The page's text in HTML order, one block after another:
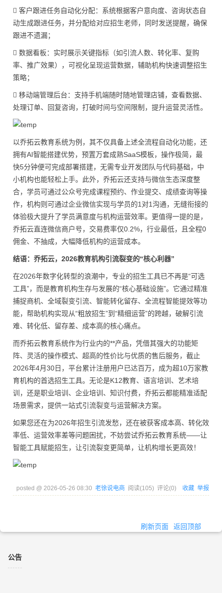
 客户跟进任务自动化分配：系统根据客户意向度、咨询状态自
动生成跟进任务，并分配给对应招生老师，同时发送提醒，确保
跟进不遗漏；
 数据看板：实时展示关键指标（如引流人数、转化率、复购
率、推广效果），可视化呈现运营数据，辅助机构快速调整招生
策略；
 移动端管理后台：支持手机端随时随地管理店铺，查看数据、
处理订单、回复咨询，打破时间与空间限制，提升运营灵活性。
以乔拓云教育系统为例，其不仅具备上述全流程自动化功能，还
拥有AI智能搭建优势，预置万套成熟SaaS模板，操作极简，最
快5分钟便可完成部署搭建，无需专业开发团队与代码基础，中
小机构也能轻松上手。此外，乔拓云还支持与微信生态深度整
合，学员可通过公众号完成课程预约、作业提交、成绩查询等操
作，机构则可通过企业微信实现与学员的1对1沟通，无缝衔接的
体验极大提升了学员满意度与机构运营效率。更值得一提的是，
乔拓云直连微信商户号，交易费率仅0.2%，行业最低，且全程0
佣金、不抽成，大幅降低机构的运营成本。
结语：乔拓云，2026教育机构引流裂变的“核心利器”
在2026年数字化转型的浪潮中，专业的招生工具已不再是“可选
工具”，而是教育机构生存与发展的“核心基础设施”。它通过精准
捕捉商机、全域裂变引流、智能转化留存、全流程智能提效等功
能，帮助机构实现从“粗放招生”到“精细运营”的跨越，破解引流
难、转化低、留存差、成本高的核心痛点。
而乔拓云教育系统作为行业内的**产品，凭借其强大的功能矩
阵、灵活的操作模式、超高的性价比与优质的售后服务，截止
2026年4月30日，平台累计注册用户已达百万，成为超10万家教
育机构的首选招生工具。无论是K12教育、语言培训、艺术培
训，还是职业培训、企业培训、知识付费，乔拓云都能精准适配
场景需求，提供一站式引流裂变与运营解决方案。
如果您还在为2026年招生引流发愁，还在被获客成本高、转化效
率低、运营效率差等问题困扰，不妨尝试乔拓云教育系统——让
智能工具赋能招生，让引流裂变更简单，让机构增长更高效！
posted @ 2026-05-26 08:30 老徐说电商 阅读(105) 评论(0) 收藏 举报
刷新页面 返回顶部
公告